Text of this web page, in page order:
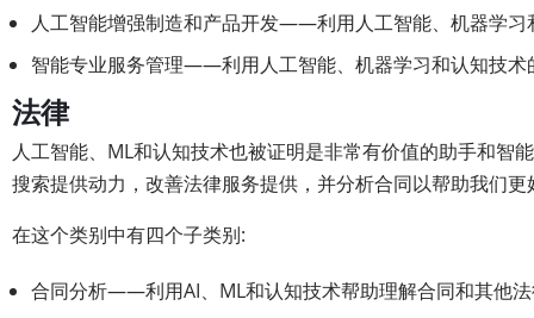
人工智能增强制造和产品开发——利用人工智能、机器学
智能专业服务管理——利用人工智能、机器学习和认知技
法律
人工智能、ML和认知技术也被证明是非常有价值的助手和智
搜索提供动力，改善法律服务提供，并分析合同以帮助我们
在这个类别中有四个子类别:
合同分析——利用AI、ML和认知技术帮助理解合同和其他